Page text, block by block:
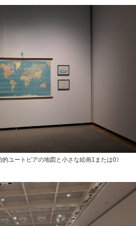
ユートピアの地図と小さな絵画1または0》